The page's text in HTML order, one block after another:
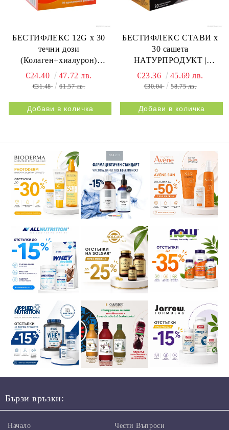
БЕСТИФЛЕКС 12G х 30
течни дози
(Колаген+хиалурон)
НАТУРПРОДУКТ |
BESTIFLEX 12G 30s
€24.40 47.72 лв.
€31.48 61.57 лв.
БЕСТИФЛЕКС СТАВИ х
30 сашета
НАТУРПРОДУКТ |
BESTIFLEX JOINTS 30s
NATURPRODUKT
€23.36 45.69 лв.
€30.04 58.75 лв.
Бързи връзки:
Начало Чести Въпроси